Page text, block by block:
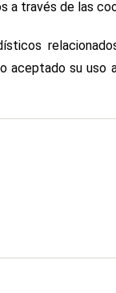
a través de las
aceptado su uso